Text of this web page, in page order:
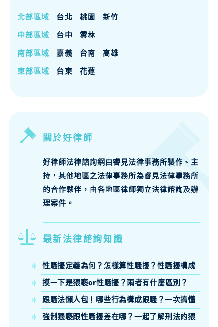
關於好律師
好律師法律諮詢網由睿見法律事務所製作、主
持，其他地區之法律事務所為睿見法律事務所
的合作夥伴，由各地區律師獨立法律諮詢及辦
理案件。
最新法律諮詢知識
性騷擾定義為何？怎樣算性騷擾？性騷擾構成
要件、法律責任律師來說明
摸一下是猥褻or性騷擾？兩者有什麼區別？
跟騷法懶人包！哪些行為構成跟騷？一次搞懂
跟騷法定義、構成要件與刑責
強制猥褻跟性騷擾差在哪？一起了解刑法的猥
北部區域 台北 桃園 新竹
南部區域 嘉義 台南 高雄
中部區域 台中 雲林
東部區域 台東 花蓮